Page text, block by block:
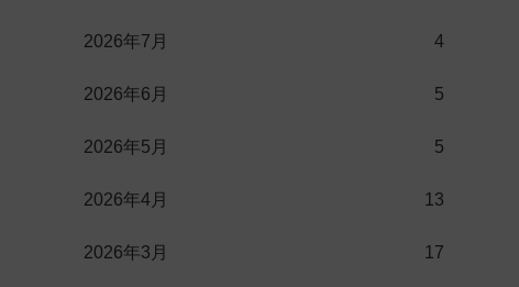
2026年7月 4
2026年6月 5
2026年5月 5
2026年4月 13
2026年3月 17